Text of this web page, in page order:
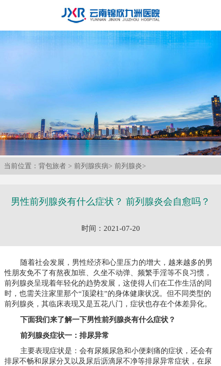
当前位置： 背包旅者 > 前列腺疾病> 前列腺炎>
男性前列腺炎有什么症状？ 前列腺炎会自愈吗？
时间：2021-07-20
随着社会发展，男性经济和心里压力的增大，越来越多的男
性朋友免不了有熬夜加班、久坐不动弹、频繁手淫等不良习惯，
前列腺炎呈现着年轻化的趋势发展，这使得人们在工作生活的同
时，也需关注家里那个“顶梁柱”的身体健康状况。但不同类型的
前列腺炎，其临床表现又是五花八门，症状也存在个体差异化。
下面我们来了解一下男性前列腺炎有什么症状？
前列腺炎症状一：排尿异常
主要表现症状是：会有尿频尿急和小便刺痛的症状，还会有
排尿不畅和尿尿分叉以及尿后沥滴尿不净等排尿异常症状，在尿